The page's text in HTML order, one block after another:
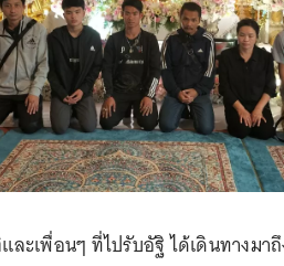
ละเพื่อนๆ ที่ไปรับอัฐิ ได้เดินทางมา